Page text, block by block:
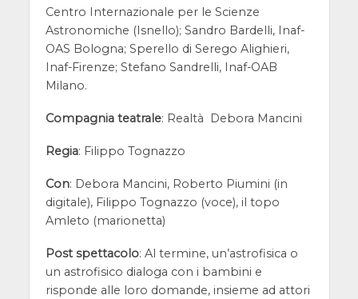
Centro Internazionale per le Scienze
Astronomiche (Isnello); Sandro Bardelli, Inaf-
OAS Bologna; Sperello di Serego Alighieri,
Inaf-Firenze; Stefano Sandrelli, Inaf-OAB
Milano.
Compagnia teatrale: Realtà Debora Mancini
Regia: Filippo Tognazzo
Con: Debora Mancini, Roberto Piumini (in
digitale), Filippo Tognazzo (voce), il topo
Amleto (marionetta)
Post spettacolo: Al termine, un’astrofisica o
un astrofisico dialoga con i bambini e
risponde alle loro domande, insieme ad attori